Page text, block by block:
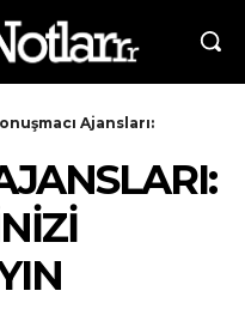
Ajansları: